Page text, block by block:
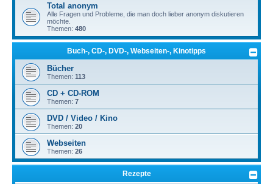
Total anonym
Alle Fragen und Probleme, die man doch lieber anonym diskutieren
möchte.
Themen: 480
Buch-, CD-, DVD-, Webseiten-, Kinotipps
Bücher
Themen: 113
CD + CD-ROM
Themen: 7
DVD / Video / Kino
Themen: 20
Webseiten
Themen: 26
Rezepte